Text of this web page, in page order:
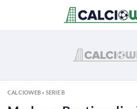
CALCIOWEB» SERIE B